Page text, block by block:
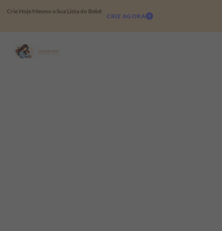
Crie Hoje Mesmo a Sua Lista do Bebê
CRIE AGORA